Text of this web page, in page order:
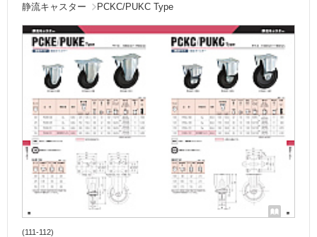
静流キャスター
PCKC/PUKC Type
(111-112)